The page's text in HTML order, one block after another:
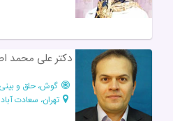
دکتر علی محمد
گوش، حلق و بینی
تهران، سعادت آباد